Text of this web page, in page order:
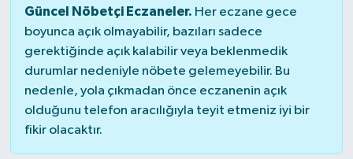
Güncel Nöbetçi Eczaneler. Her eczane gece
boyunca açık olmayabilir, bazıları sadece
gerektiğinde açık kalabilir veya beklenmedik
durumlar nedeniyle nöbete gelemeyebilir. Bu
nedenle, yola çıkmadan önce eczanenin açık
olduğunu telefon aracılığıyla teyit etmeniz iyi bir
fikir olacaktır.
EĞİTİM
EKONOMİ
Erdek
Gömeç